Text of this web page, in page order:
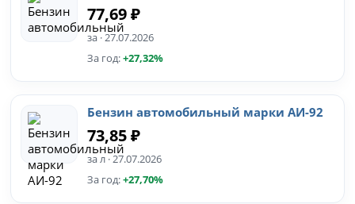
77,69 ₽
за · 27.07.2026
За год:+27,32%
Бензин автомобильный марки АИ-92
73,85 ₽
за л · 27.07.2026
За год:+27,70%